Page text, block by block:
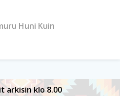
Huni Kuin
arkisin klo 8.00